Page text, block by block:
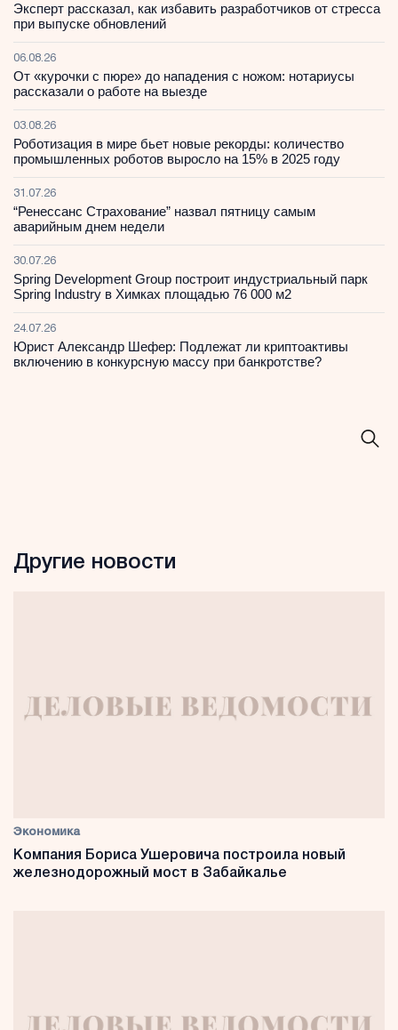
Эксперт рассказал, как избавить разработчиков от стресса
при выпуске обновлений
06.08.26
От «курочки с пюре» до нападения с ножом: нотариусы
рассказали о работе на выезде
03.08.26
Роботизация в мире бьет новые рекорды: количество
промышленных роботов выросло на 15% в 2025 году
31.07.26
“Ренессанс Страхование” назвал пятницу самым
аварийным днем недели
30.07.26
Spring Development Group построит индустриальный парк
Spring Industry в Химках площадью 76 000 м2
24.07.26
Юрист Александр Шефер: Подлежат ли криптоактивы
включению в конкурсную массу при банкротстве?
Другие новости
Экономика
Компания Бориса Ушеровича построила новый
железнодорожный мост в Забайкалье